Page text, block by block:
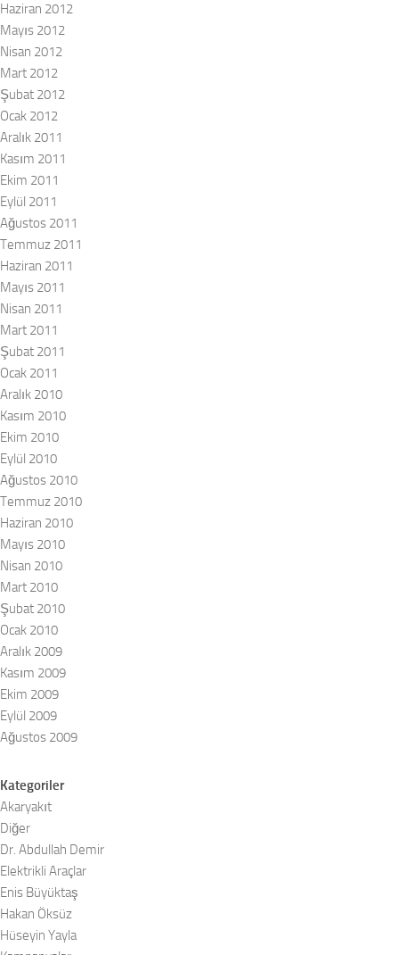
Haziran 2012
Mayıs 2012
Nisan 2012
Mart 2012
Şubat 2012
Ocak 2012
Aralık 2011
Kasım 2011
Ekim 2011
Eylül 2011
Ağustos 2011
Temmuz 2011
Haziran 2011
Mayıs 2011
Nisan 2011
Mart 2011
Şubat 2011
Ocak 2011
Aralık 2010
Kasım 2010
Ekim 2010
Eylül 2010
Ağustos 2010
Temmuz 2010
Haziran 2010
Mayıs 2010
Nisan 2010
Mart 2010
Şubat 2010
Ocak 2010
Aralık 2009
Kasım 2009
Ekim 2009
Eylül 2009
Ağustos 2009
Kategoriler
Akaryakıt
Diğer
Dr. Abdullah Demir
Elektrikli Araçlar
Enis Büyüktaş
Hakan Öksüz
Hüseyin Yayla